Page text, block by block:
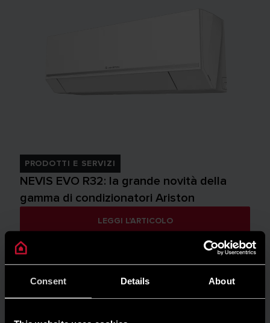
Consent Details About
PRODOTTI E SERVIZI
NEVIS EVO R32: la grande novità della
gamma di condizionatori Ariston
LEGGI L'ARTICOLO